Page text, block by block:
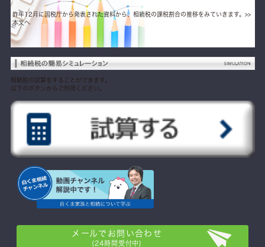
昨年12月に国税庁から発表された資料から、相続税の課税割合の推移をみていきます。 >>
本文へ
相続税の試算をすることができます。
以下のボタンからご利用ください。
メールでお問い合わせ
(24時間受付中)